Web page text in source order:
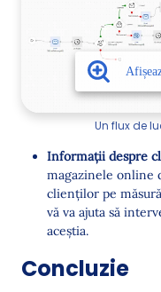
Un flux de
Informații despre
magazinele online
clienților pe
vă va ajuta să
aceștia.
Concluzie